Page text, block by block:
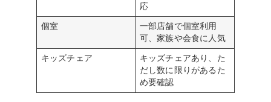
応
個室
一部店舗で個室利用
可、家族や会食に人気
キッズチェア
キッズチェアあり、た
だし数に限りがあるた
め要確認